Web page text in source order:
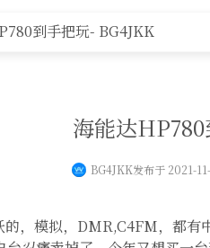
到手把玩- BG4JKK
海能达
BG4JKK发布于 2021-
，模拟，DMR,C4FM，都有